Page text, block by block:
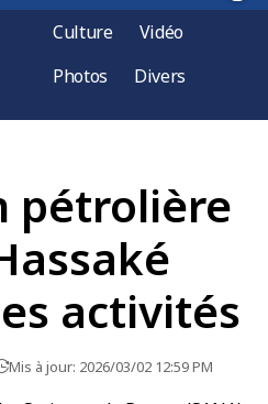
Culture
Vidéo
Photos
Divers
pétrolière
activités
Mis à jour: 2026/03/02 12:59 PM